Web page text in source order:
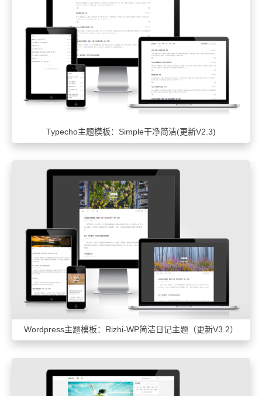
Typecho主题模板：Simple干净简洁(更新V2.3)
Wordpress主题模板：Rizhi-WP简洁日记主题（更新V3.2）